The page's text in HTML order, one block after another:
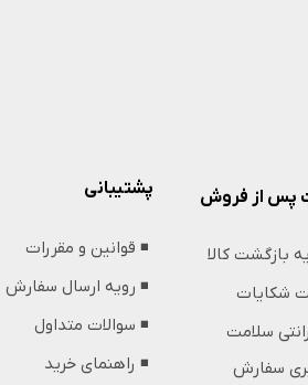
پشتیبانی
◾️ قوانین و مقررات
◾️ رویه ارسال سفارش
◾️ سوالات متداول
◾️ راهنمای خرید
پس از فروش
بازگشت کالا
شکایات
سلامت
سفارش